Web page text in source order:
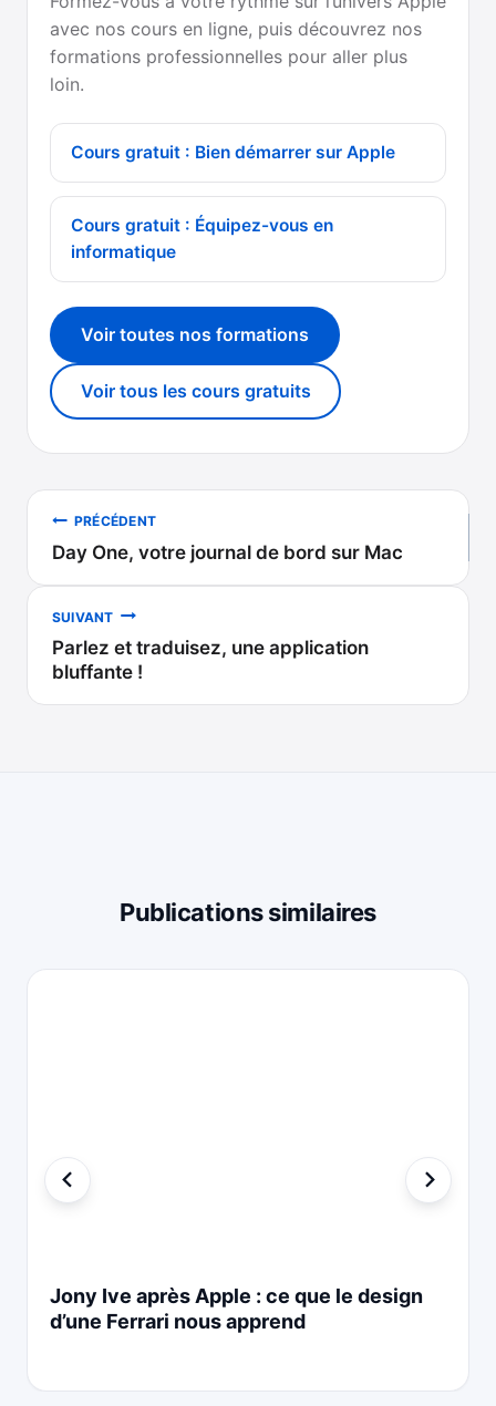
avec nos cours en ligne, puis découvrez nos
formations professionnelles pour aller plus
loin.
Cours gratuit : Bien démarrer sur Apple
Cours gratuit : Équipez-vous en
informatique
Voir toutes nos formations
Voir tous les cours gratuits
Navigation
de
l’article
PRÉCÉDENT
Day One, votre journal de bord sur Mac
SUIVANT
Parlez et traduisez, une application
bluffante !
Publications similaires
Jony Ive après Apple : ce que le design
d’une Ferrari nous apprend